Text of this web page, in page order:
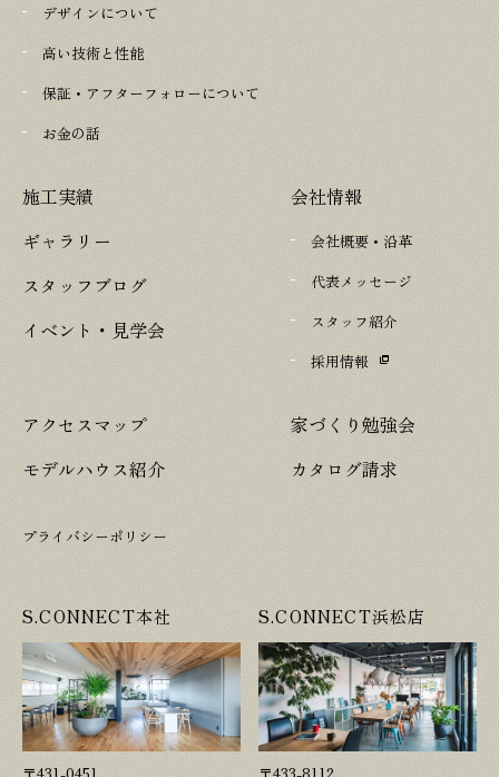
デザインについて
高い技術と性能
保証・アフターフォローについて
お金の話
施工実績
ギャラリー
スタッフブログ
イベント・見学会
会社情報
会社概要・沿革
代表メッセージ
スタッフ紹介
採用情報
アクセスマップ
モデルハウス紹介
家づくり勉強会
カタログ請求
プライバシーポリシー
S.CONNECT本社 S.CONNECT浜松店